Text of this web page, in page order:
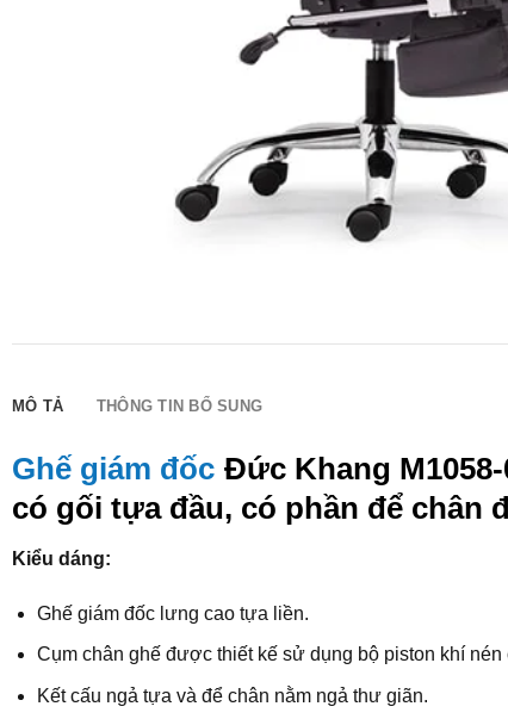
MÔ TẢ THÔNG TIN BỔ SUNG
Ghế giám đốc Đức Khang
có gối tựa đầu, có phần để chân
Kiểu dáng:
Ghế giám đốc lưng cao tựa liền.
Cụm chân ghế được thiết kế sử dụng bộ piston khí
Kết cấu ngả tựa và để chân nằm ngả thư giãn.